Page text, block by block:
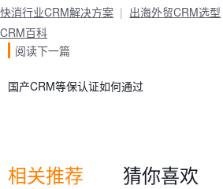
快消行业CRM解决方案
出海外贸CRM选型
CRM百科
阅读下一篇
国产CRM等保认证如何通过
相关推荐 猜你喜欢